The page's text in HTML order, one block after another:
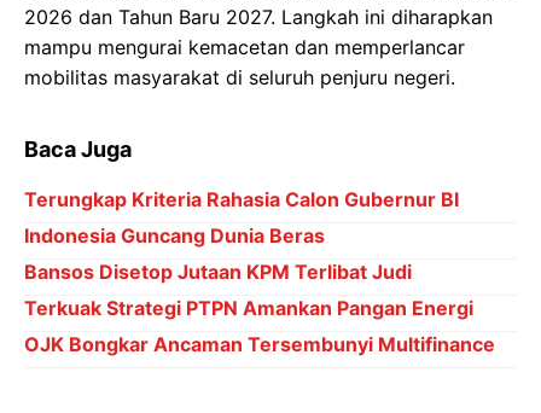
2026 dan Tahun Baru 2027. Langkah ini diharapkan
mampu mengurai kemacetan dan memperlancar
mobilitas masyarakat di seluruh penjuru negeri.
Baca Juga
Terungkap Kriteria Rahasia Calon Gubernur BI
Indonesia Guncang Dunia Beras
Bansos Disetop Jutaan KPM Terlibat Judi
Terkuak Strategi PTPN Amankan Pangan Energi
OJK Bongkar Ancaman Tersembunyi Multifinance